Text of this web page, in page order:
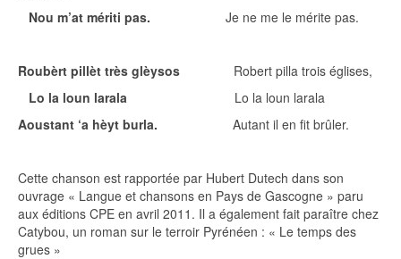
Nou m’at mériti pas. Je ne me le mérite pas.
Roubèrt pillèt très glèysos Robert pilla trois églises,
Lo la loun larala Lo la loun larala
Aoustant ‘a hèyt burla. Autant il en fit brûler.
Cette chanson est rapportée par Hubert Dutech dans son
ouvrage « Langue et chansons en Pays de Gascogne » paru
aux éditions CPE en avril 2011. Il a également fait paraître chez
Catybou, un roman sur le terroir Pyrénéen : « Le temps des
grues »